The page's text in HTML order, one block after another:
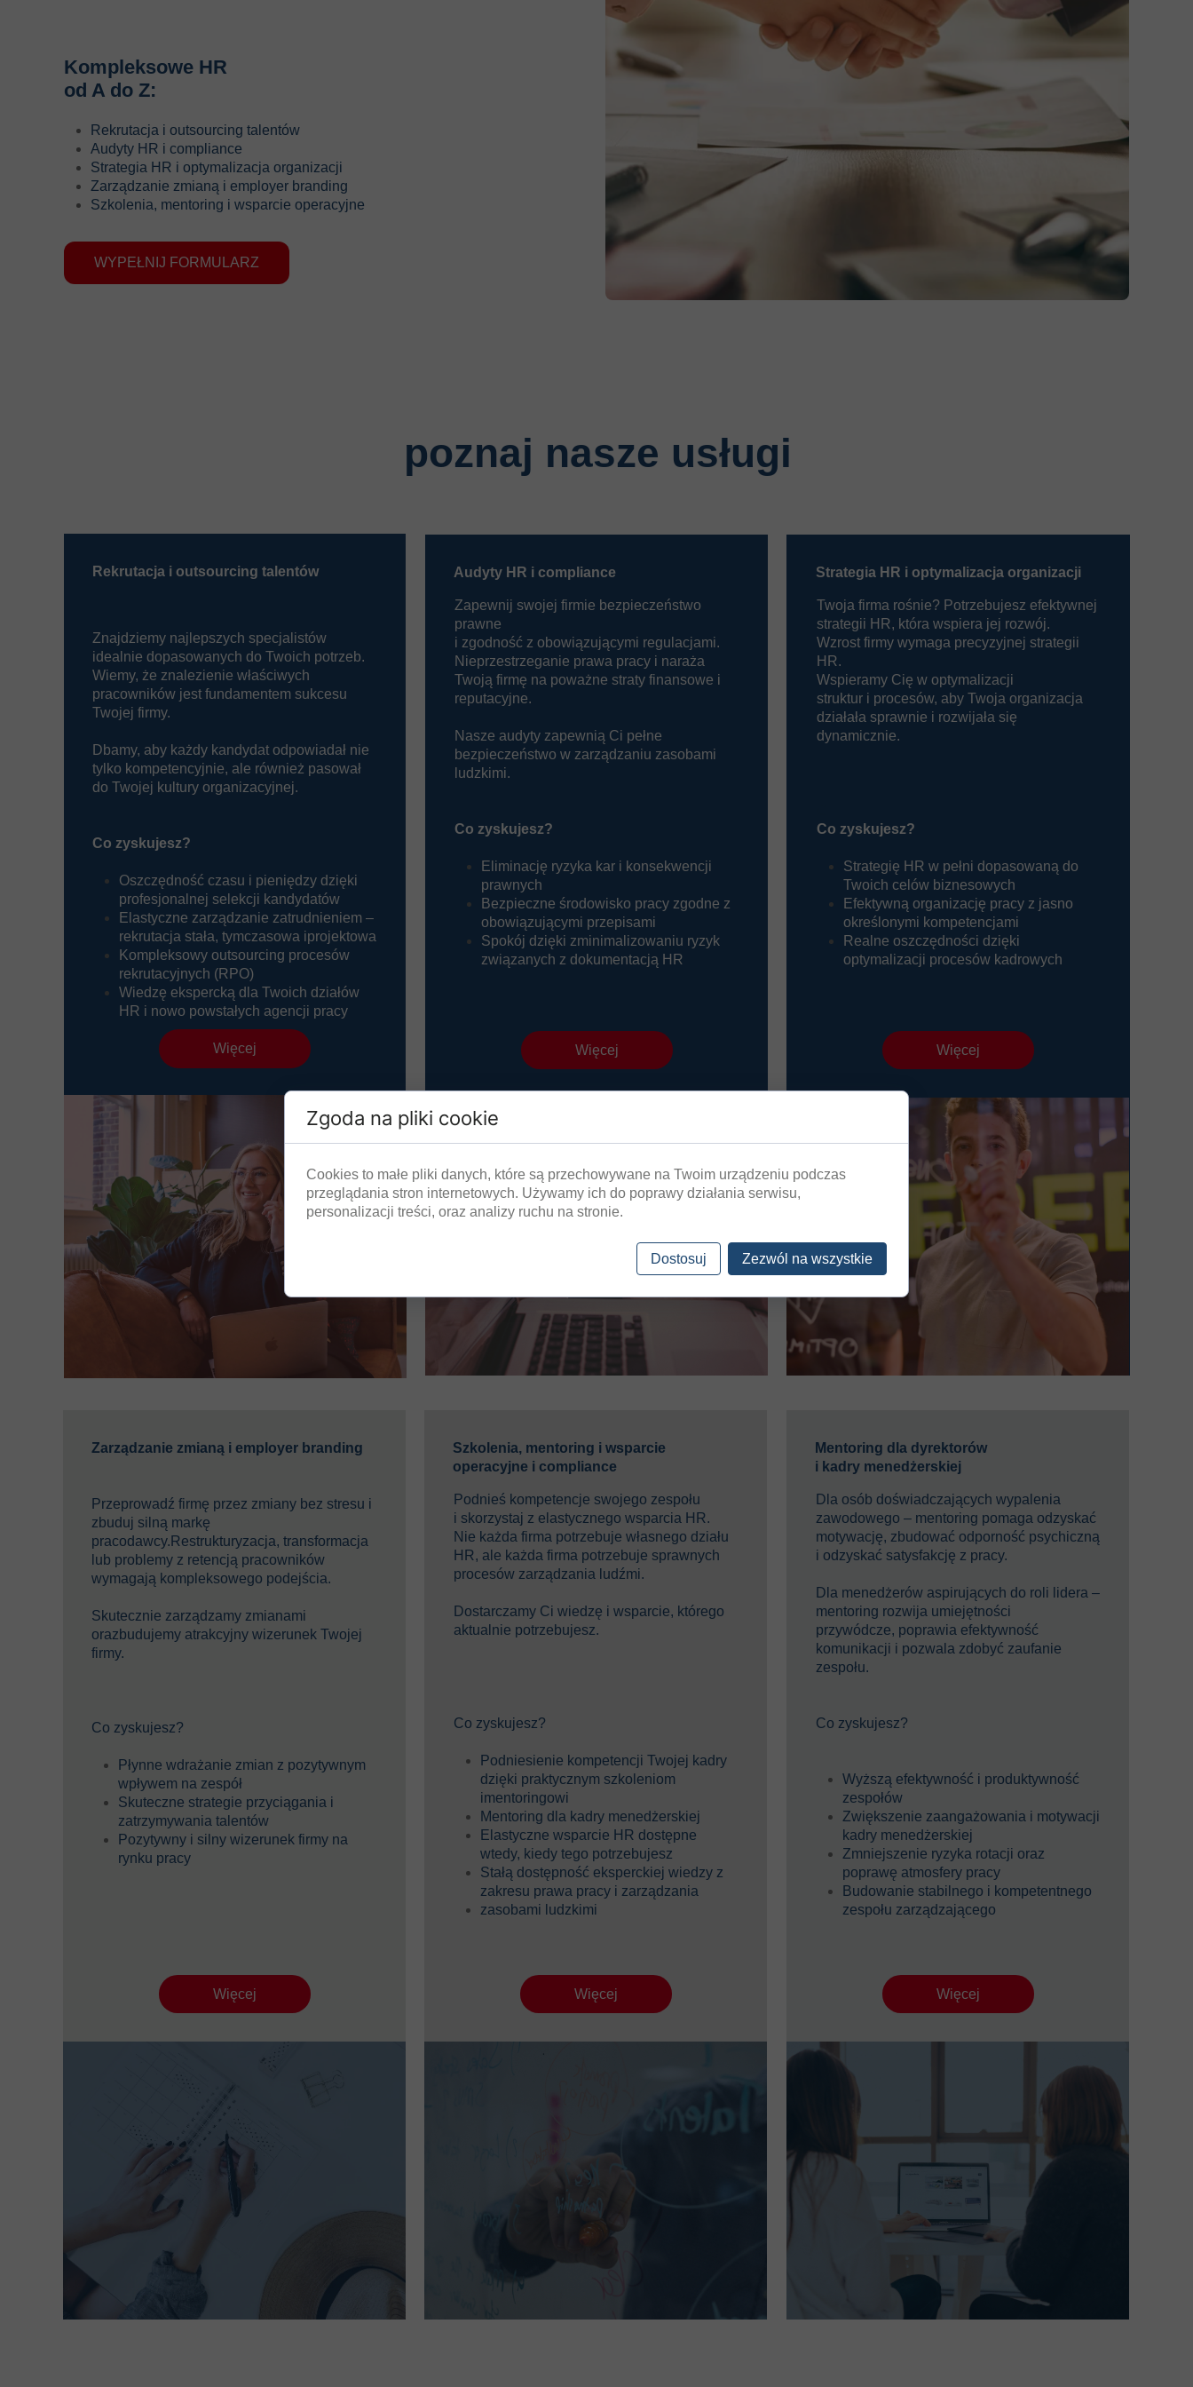
WYPEŁNIJ FORMULARZ
Kompleksowe HR
od A do Z:
Rekrutacja i outsourcing talentów
Audyty HR i compliance
Strategia HR i optymalizacja organizacji
Zarządzanie zmianą i employer branding
Szkolenia, mentoring i wsparcie operacyjne
Mentoring dla dyrektorów
i kadry menedżerskiej
Więcej
Dla osób doświadczających wypalenia
zawodowego – mentoring pomaga odzyskać
motywację, zbudować odporność psychiczną
i odzyskać satysfakcję z pracy.
Dla menedżerów aspirujących do roli lidera –
mentoring rozwija umiejętności
przywódcze, poprawia efektywność
komunikacji i pozwala zdobyć zaufanie
zespołu.
Co zyskujesz?
Wyższą efektywność i produktywność
zespołów
Zwiększenie zaangażowania i motywacji
kadry menedżerskiej
Zmniejszenie ryzyka rotacji oraz
poprawę atmosfery pracy
Budowanie stabilnego i kompetentnego
zespołu zarządzającego
Szkolenia, mentoring i wsparcie
operacyjne i compliance
Więcej
Podnieś kompetencje swojego zespołu
i skorzystaj z elastycznego wsparcia HR.
Nie każda firma potrzebuje własnego działu
HR, ale każda firma potrzebuje sprawnych
procesów zarządzania ludźmi.
Dostarczamy Ci wiedzę i wsparcie, którego
aktualnie potrzebujesz.
Co zyskujesz?
Podniesienie kompetencji Twojej kadry
dzięki praktycznym szkoleniom
imentoringowi
Mentoring dla kadry menedżerskiej
Elastyczne wsparcie HR dostępne
wtedy, kiedy tego potrzebujesz
Stałą dostępność eksperckiej wiedzy z
zakresu prawa pracy i zarządzania
zasobami ludzkimi
Zarządzanie zmianą i employer branding
Przeprowadź firmę przez zmiany bez stresu i
zbuduj silną markę
pracodawcy.Restrukturyzacja, transformacja
lub problemy z retencją pracowników
wymagają kompleksowego podejścia.
Skutecznie zarządzamy zmianami
orazbudujemy atrakcyjny wizerunek Twojej
firmy.
Co zyskujesz?
Płynne wdrażanie zmian z pozytywnym
wpływem na zespół
Skuteczne strategie przyciągania i
zatrzymywania talentów
Pozytywny i silny wizerunek firmy na
rynku pracy
Więcej
poznaj nasze usługi
Strategia HR i optymalizacja organizacji
Więcej
Twoja firma rośnie? Potrzebujesz efektywnej
strategii HR, która wspiera jej rozwój.
Wzrost firmy wymaga precyzyjnej strategii
HR.
Wspieramy Cię w optymalizacji
struktur i procesów, aby Twoja organizacja
działała sprawnie i rozwijała się
dynamicznie.
Co zyskujesz?
Strategię HR w pełni dopasowaną do
Twoich celów biznesowych
Efektywną organizację pracy z jasno
określonymi kompetencjami
Realne oszczędności dzięki
optymalizacji procesów kadrowych
Audyty HR i compliance
Więcej
Zapewnij swojej firmie bezpieczeństwo
prawne
i zgodność z obowiązującymi regulacjami.
Nieprzestrzeganie prawa pracy i naraża
Twoją firmę na poważne straty finansowe i
reputacyjne.
Nasze audyty zapewnią Ci pełne
bezpieczeństwo w zarządzaniu zasobami
ludzkimi.
Co zyskujesz?
Eliminację ryzyka kar i konsekwencji
prawnych
Bezpieczne środowisko pracy zgodne z
obowiązującymi przepisami
Spokój dzięki zminimalizowaniu ryzyk
związanych z dokumentacją HR
Rekrutacja i outsourcing talentów
Więcej
Znajdziemy najlepszych specjalistów
idealnie dopasowanych do Twoich potrzeb.
Wiemy, że znalezienie właściwych
pracowników jest fundamentem sukcesu
Twojej firmy.
Dbamy, aby każdy kandydat odpowiadał nie
tylko kompetencyjnie, ale również pasował
do Twojej kultury organizacyjnej.
Co zyskujesz?
Oszczędność czasu i pieniędzy dzięki
profesjonalnej selekcji kandydatów
Elastyczne zarządzanie zatrudnieniem –
rekrutacja stała, tymczasowa iprojektowa
Kompleksowy outsourcing procesów
rekrutacyjnych (RPO)
Wiedzę ekspercką dla Twoich działów
HR i nowo powstałych agencji pracy
Zgoda na pliki cookie
Cookies to małe pliki danych, które są przechowywane na Twoim urządzeniu podczas
przeglądania stron internetowych. Używamy ich do poprawy działania serwisu,
personalizacji treści, oraz analizy ruchu na stronie.
Dostosuj Zezwól na wszystkie